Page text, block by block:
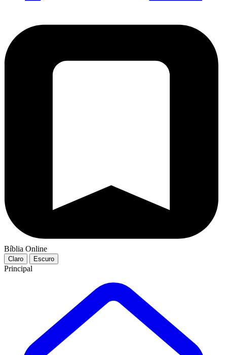
Bíblia Online
Claro Escuro
Principal